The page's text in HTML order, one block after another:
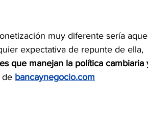
muy diferente sería
expectativa de repunte de ella,
que manejan la política
de bancaynegocio.com